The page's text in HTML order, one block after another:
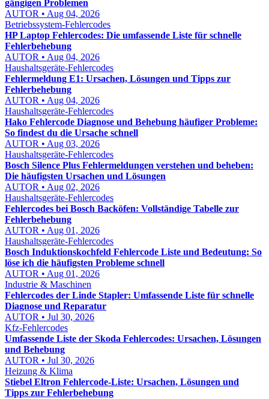
gängigen Problemen
AUTOR • Aug 04, 2026
Betriebssystem-Fehlercodes
HP Laptop Fehlercodes: Die umfassende Liste für schnelle
Fehlerbehebung
AUTOR • Aug 04, 2026
Haushaltsgeräte-Fehlercodes
Fehlermeldung E1: Ursachen, Lösungen und Tipps zur
Fehlerbehebung
AUTOR • Aug 04, 2026
Haushaltsgeräte-Fehlercodes
Hako Fehlercode Diagnose und Behebung häufiger Probleme:
So findest du die Ursache schnell
AUTOR • Aug 03, 2026
Haushaltsgeräte-Fehlercodes
Bosch Silence Plus Fehlermeldungen verstehen und beheben:
Die häufigsten Ursachen und Lösungen
AUTOR • Aug 02, 2026
Haushaltsgeräte-Fehlercodes
Fehlercodes bei Bosch Backöfen: Vollständige Tabelle zur
Fehlerbehebung
AUTOR • Aug 01, 2026
Haushaltsgeräte-Fehlercodes
Bosch Induktionskochfeld Fehlercode Liste und Bedeutung: So
löse ich die häufigsten Probleme schnell
AUTOR • Aug 01, 2026
Industrie & Maschinen
Fehlercodes der Linde Stapler: Umfassende Liste für schnelle
Diagnose und Reparatur
AUTOR • Jul 30, 2026
Kfz-Fehlercodes
Umfassende Liste der Skoda Fehlercodes: Ursachen, Lösungen
und Behebung
AUTOR • Jul 30, 2026
Heizung & Klima
Stiebel Eltron Fehlercode-Liste: Ursachen, Lösungen und
Tipps zur Fehlerbehebung